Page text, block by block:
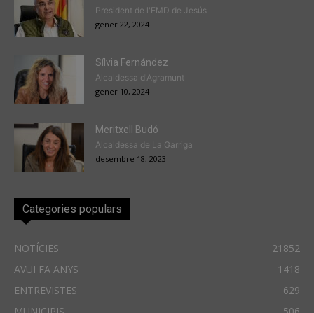
President de l'EMD de Jesús
gener 22, 2024
Sílvia Fernández
Alcaldessa d'Agramunt
gener 10, 2024
Meritxell Budó
Alcaldessa de La Garriga
desembre 18, 2023
Categories populars
NOTÍCIES
21852
AVUI FA ANYS
1418
ENTREVISTES
629